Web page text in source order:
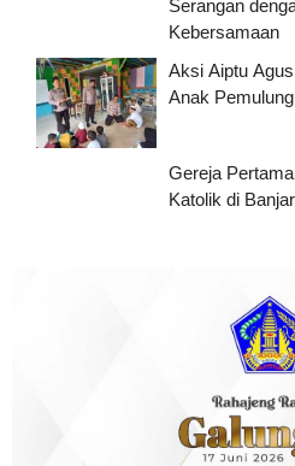
Serangan
Kebersamaan
Aksi Aiptu
Anak
Gereja
Katolik di